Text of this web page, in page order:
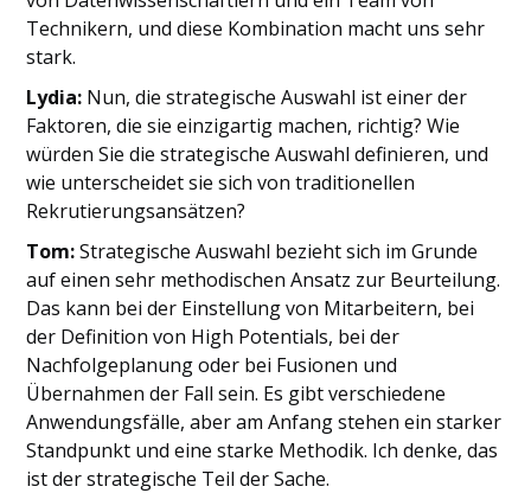
Technikern, und diese Kombination macht uns sehr
stark.
Lydia: Nun, die strategische Auswahl ist einer der
Faktoren, die sie einzigartig machen, richtig? Wie
würden Sie die strategische Auswahl definieren, und
wie unterscheidet sie sich von traditionellen
Rekrutierungsansätzen?
Tom:Strategische Auswahl bezieht sich im Grunde
auf einen sehr methodischen Ansatz zur Beurteilung.
Das kann bei der Einstellung von Mitarbeitern, bei
der Definition von High Potentials, bei der
Nachfolgeplanung oder bei Fusionen und
Übernahmen der Fall sein. Es gibt verschiedene
Anwendungsfälle, aber am Anfang stehen ein starker
Standpunkt und eine starke Methodik. Ich denke, das
ist der strategische Teil der Sache.